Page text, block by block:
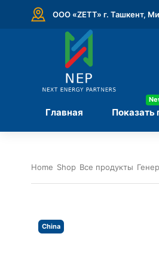
ООО «ZETT» г. Ташкент,
Главная Показать
Home Shop Все продукты
China